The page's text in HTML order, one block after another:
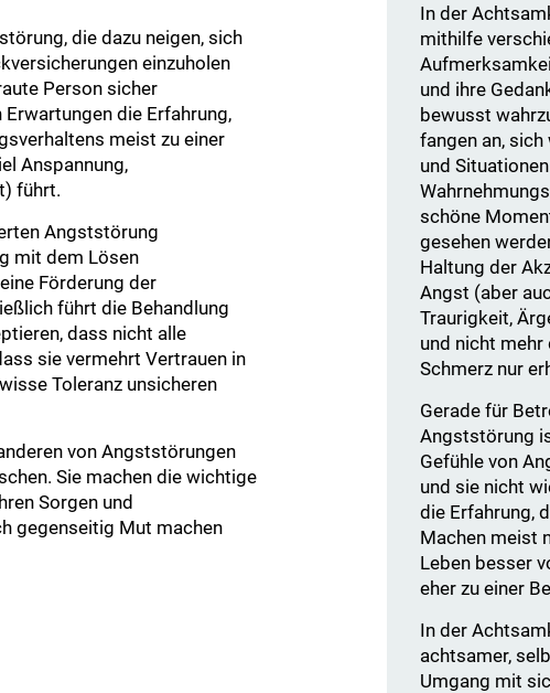
die dazu neigen, sich
einzuholen
Person sicher
die Erfahrung,
meist zu einer
Anspannung,
führt.
Angststörung
mit dem Lösen
Förderung der
führt die Behandlung
dass nicht alle
sie vermehrt Vertrauen in
Toleranz unsicheren
von Angststörungen
Sie machen die wichtige
Sorgen und
gegenseitig Mut machen
In der
mithilfe
und ihre
bewusst
fangen an,
und
schöne
gesehen
Haltung der
Angst (aber
Traurigkeit,
und nicht mehr
Schmerz nur
Gerade für
Angststörung
Gefühle von
und sie nicht
die Erfahrung,
Machen meist
Leben besser
eher zu einer
In der
achtsamer,
Umgang mit